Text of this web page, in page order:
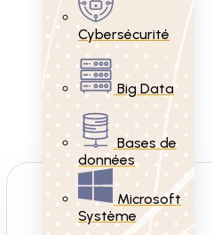
Cybersécurité
Big Data
Bases de
données
Microsoft
Système